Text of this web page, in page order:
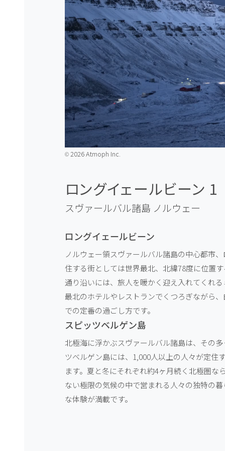
©️2026 Atmoph Inc.
ロングイェールビーン 1
スヴァールバル諸島 ノルウェー
ロングイェールビーン
ノルウェー領スヴァールバル諸島の中心都市
住する街としては世界最北、北緯78度に位置
通り沿いには、旅人を暖かく迎え入れてくれ
最北のホテルやレストランでくつろぎながら
での定番の過ごし方です。
スピッツベルゲン島
北極海に浮かぶスヴァールバル諸島は、その
ツベルゲン島には、1,000人以上の人々が定住
ます。夏と冬にそれぞれ約4ヶ月続く北極圏
ない極限の気候の中で営まれる人々の独特の
な体験が満載です。